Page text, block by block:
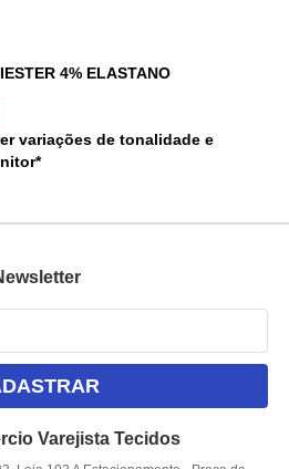
4% ELASTANO
variações de tonalidade e
Varejista Tecidos